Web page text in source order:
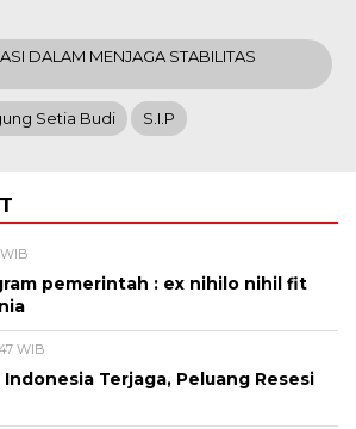
DALAM MENJAGA STABILITAS
Setia Budi S.I.P
pemerintah : ex nihilo nihil fit
WIB
Terjaga, Peluang Resesi